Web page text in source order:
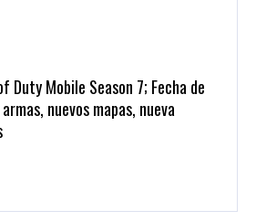
Duty Mobile Season 7; Fecha de
nuevos mapas, nueva
of Duty 2021 aparentemente